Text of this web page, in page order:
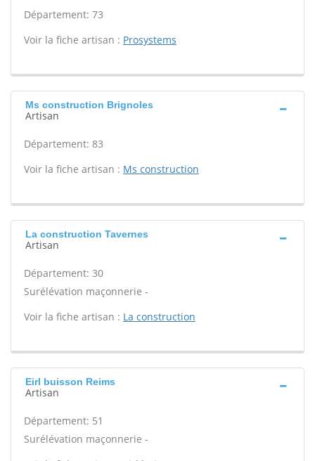
Département: 73
Voir la fiche artisan : Prosystems
Ms construction Brignoles
Artisan
Département: 83
Voir la fiche artisan : Ms construction
La construction Tavernes
Artisan
Département: 30
Surélévation maçonnerie -
Voir la fiche artisan : La construction
Eirl buisson Reims
Artisan
Département: 51
Surélévation maçonnerie -